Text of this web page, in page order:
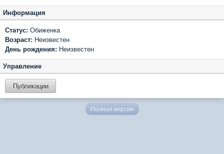
Информация
Статус: Обиженка
Возраст: Неизвестен
День рождения: Неизвестен
Управление
Публикации
Полная версия